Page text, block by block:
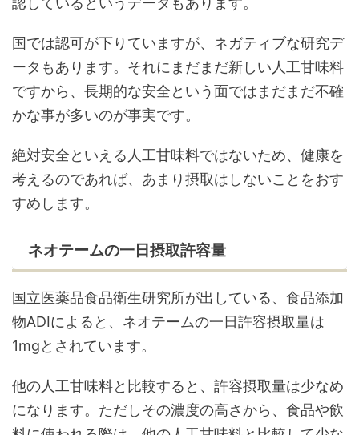
国では認可が下りていますが、ネガティブな研究デ
ータもあります。それにまだまだ新しい人工甘味料
ですから、長期的な安全という面ではまだまだ不確
かな事が多いのが事実です。
絶対安全といえる人工甘味料ではないため、健康を
考えるのであれば、あまり摂取はしないことをおす
すめします。
ネオテームの一日摂取許容量
国立医薬品食品衛生研究所が出している、食品添加
物ADIによると、ネオテームの一日許容摂取量は
1mgとされています。
他の人工甘味料と比較すると、許容摂取量は少なめ
になります。ただしその濃度の高さから、食品や飲